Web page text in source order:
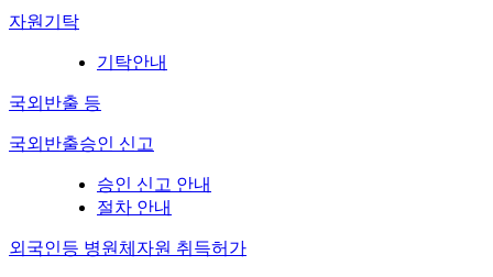
자원기탁
기탁안내
국외반출 등
국외반출승인 신고
승인 신고 안내
절차 안내
외국인등 병원체자원 취득허가